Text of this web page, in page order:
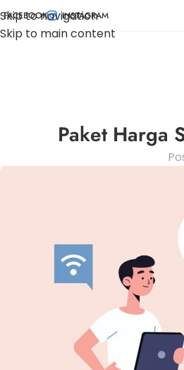
Skip to navigation
Skip to main content
FACEBOOK INSTAGRAM
Paket Harga